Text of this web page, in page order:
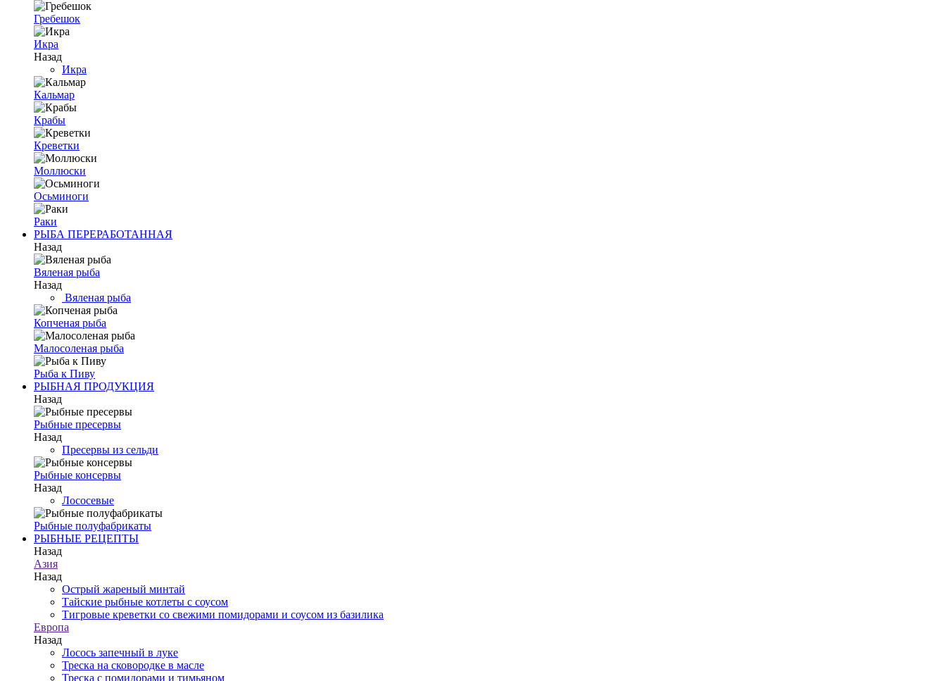
Гребешок
Икра
Назад
Икра
Кальмар
Крабы
Креветки
Моллюски
Осьминоги
Раки
РЫБА ПЕРЕРАБОТАННАЯ
Назад
Вяленая рыба
Назад
Вяленая рыба
Копченая рыба
Малосоленая рыба
Рыба к Пиву
РЫБНАЯ ПРОДУКЦИЯ
Назад
Рыбные пресервы
Назад
Пресервы из сельди
Рыбные консервы
Назад
Лососевые
Рыбные полуфабрикаты
РЫБНЫЕ РЕЦЕПТЫ
Назад
Азия
Назад
Острый жареный минтай
Тайские рыбные котлеты с соусом
Тигровые креветки со свежими помидорами и соусом из базилика
Европа
Назад
Лосось запечный в луке
Треска на сковородке в масле
Треска с помидорами и тимьяном